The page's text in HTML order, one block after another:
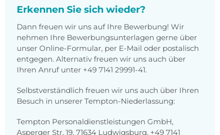
Erkennen Sie sich wieder?
Dann freuen wir uns auf Ihre Bewerbung! Wir
nehmen Ihre Bewerbungsunterlagen gerne über
unser Online-Formular, per E-Mail oder postalisch
entgegen. Alternativ freuen wir uns auch über
Ihren Anruf unter +49 7141 29991-41.
Selbstverständlich freuen wir uns auch über Ihren
Besuch in unserer Tempton-Niederlassung:
Tempton Personaldienstleistungen GmbH,
Asperger Str. 19, 71634 Ludwigsburg, +49 7141